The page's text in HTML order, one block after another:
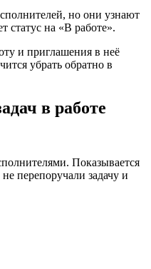
но они узнают
статус на «В работе».
и приглашения в неё
убрать обратно в
в работе
Показывается
перепоручали задачу и